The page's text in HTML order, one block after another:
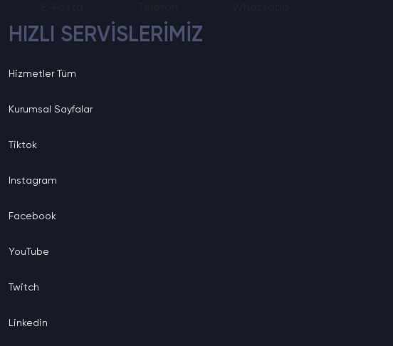
HIZLI SERVİSLERİMİZ
Hizmetler Tüm
Kurumsal Sayfalar
Tiktok
Instagram
Facebook
YouTube
Twitch
Linkedin